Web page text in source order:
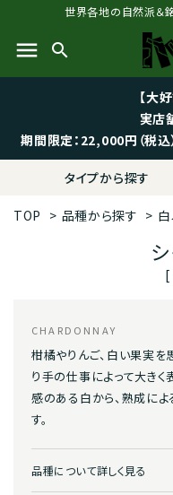
世界各地の自然派＆
menu search
【大
実店
期間限定：22,000円（税
タイプから探す
TOP > 品種から探す >
[
CHARDONNAY
柑橘やりんご、白い果実を
り手の仕事によって大きく
感のある白から、熟成に
す。
品種について詳しく見る